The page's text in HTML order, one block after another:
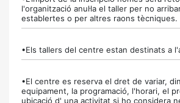
l'organització anul·la el taller per no
establertes o per altres raons tècniques.
•Els tallers del centre estan destinats a
•El centre es reserva el dret de variar,
equipament, la programació, l'horari, el
ubicació d' una activitat si ho considera